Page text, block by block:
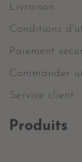
Livraison
Conditions
Paiement
Commander
Service client
Produits